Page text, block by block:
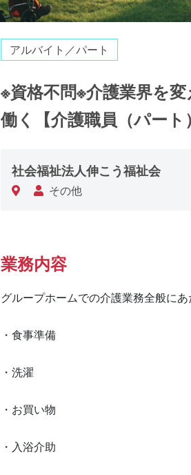
アルバイト／パート
※資格不問※介護業界を
働く【介護職員（パー
社会福祉法人伸こう福祉会
その他
業務内容
グループホームでの介護業務全般にあ
・食事準備
・洗濯
・お買い物
・入浴介助